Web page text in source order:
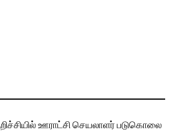
ஊராட்சி செயலாளர் படுகொலை